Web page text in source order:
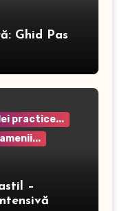
Ghid Pas
practice...
–